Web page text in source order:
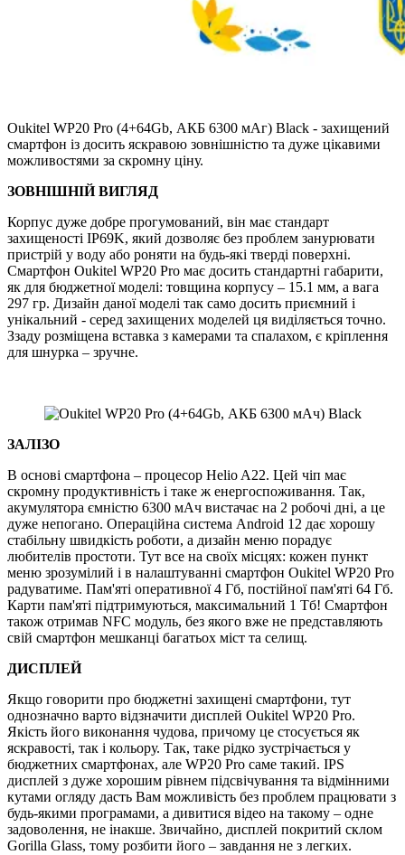
Oukitel WP20 Pro (4+64Gb, АКБ 6300 мАг) Black - захищений
смартфон із досить яскравою зовнішністю та дуже цікавими
можливостями за скромну ціну.
ЗОВНІШНІЙ ВИГЛЯД
Корпус дуже добре прогумований, він має стандарт
захищеності IP69K, який дозволяє без проблем занурювати
пристрій у воду або роняти на будь-які тверді поверхні.
Смартфон Oukitel WP20 Pro має досить стандартні габарити,
як для бюджетної моделі: товщина корпусу – 15.1 мм, а вага
297 гр. Дизайн даної моделі так само досить приємний і
унікальний - серед захищених моделей ця виділяється точно.
Ззаду розміщена вставка з камерами та спалахом, є кріплення
для шнурка – зручне.
ЗАЛІЗО
В основі смартфона – процесор Helio A22. Цей чіп має
скромну продуктивність і таке ж енергоспоживання. Так,
акумулятора ємністю 6300 мАч вистачає на 2 робочі дні, а це
дуже непогано. Операційна система Android 12 дає хорошу
стабільну швидкість роботи, а дизайн меню порадує
любителів простоти. Тут все на своїх місцях: кожен пункт
меню зрозумілий і в налаштуванні смартфон Oukitel WP20 Pro
радуватиме. Пам'яті оперативної 4 Гб, постійної пам'яті 64 Гб.
Карти пам'яті підтримуються, максимальний 1 Тб! Смартфон
також отримав NFC модуль, без якого вже не представляють
свій смартфон мешканці багатьох міст та селищ.
ДИСПЛЕЙ
Якщо говорити про бюджетні захищені смартфони, тут
однозначно варто відзначити дисплей Oukitel WP20 Pro.
Якість його виконання чудова, причому це стосується як
яскравості, так і кольору. Так, таке рідко зустрічається у
бюджетних смартфонах, але WP20 Pro саме такий. IPS
дисплей з дуже хорошим рівнем підсвічування та відмінними
кутами огляду дасть Вам можливість без проблем працювати з
будь-якими програмами, а дивитися відео на такому – одне
задоволення, не інакше. Звичайно, дисплей покритий склом
Gorilla Glass, тому розбити його – завдання не з легких.